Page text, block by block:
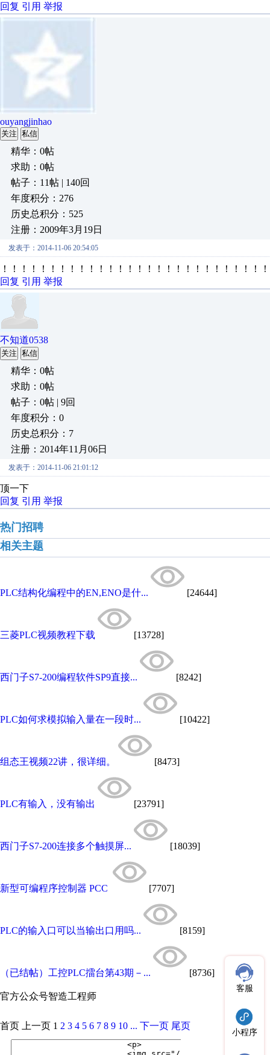
回复 引用 举报
ouyangjinhao
关注 私信
精华：0帖
求助：0帖
帖子：11帖 | 140回
年度积分：276
历史总积分：525
注册：2009年3月19日
发表于：2014-11-06 20:54:05
！！！！！！！！！！！！！！！！！！！！！！！！！！！
回复 引用 举报
不知道0538
关注 私信
精华：0帖
求助：0帖
帖子：0帖 | 9回
年度积分：0
历史总积分：7
注册：2014年11月06日
发表于：2014-11-06 21:01:12
顶一下
回复 引用 举报
热门招聘
相关主题
PLC结构化编程中的EN,ENO是什... [24644]
三菱PLC视频教程下载 [13728]
西门子S7-200编程软件SP9直接... [8242]
PLC如何求模拟输入量在一段时... [10422]
组态王视频22讲，很详细。 [8473]
PLC有输入，没有输出 [23791]
西门子S7-200连接多个触摸屏... [18039]
新型可编程序控制器 PCC [7707]
PLC的输入口可以当输出口用吗... [8159]
（已结帖）工控PLC擂台第43期－... [8736]
官方公众号智造工程师
客服
小程序
首页 上一页 1 2 3 4 5 6 7 8 9 10 ... 下一页 尾页